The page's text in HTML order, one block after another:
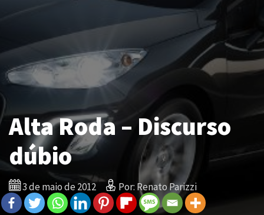
Alta Roda – Discurso
dúbio
3 de maio de 2012 Por: Renato Parizzi